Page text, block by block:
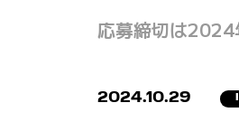
応募締切は
2024.10.29